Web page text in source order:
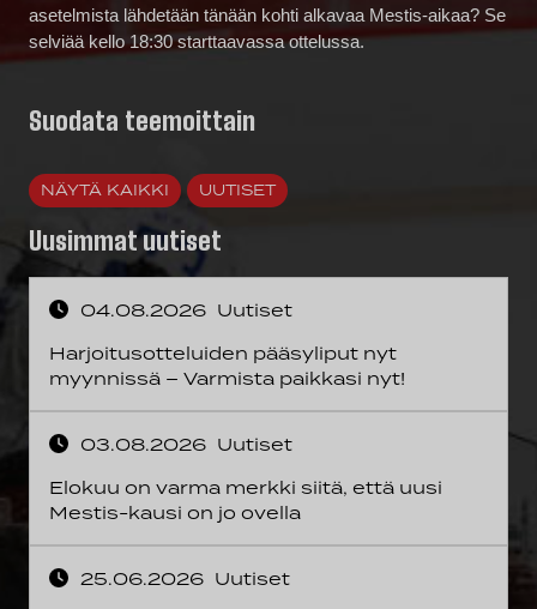
asetelmista lähdetään tänään kohti alkavaa Mestis-aikaa? Se
selviää kello 18:30 starttaavassa ottelussa.
Suodata teemoittain
NÄYTÄ KAIKKI UUTISET
Uusimmat uutiset
04.08.2026 Uutiset
Harjoitusotteluiden pääsyliput nyt
myynnissä – Varmista paikkasi nyt!
03.08.2026 Uutiset
Elokuu on varma merkki siitä, että uusi
Mestis-kausi on jo ovella
25.06.2026 Uutiset